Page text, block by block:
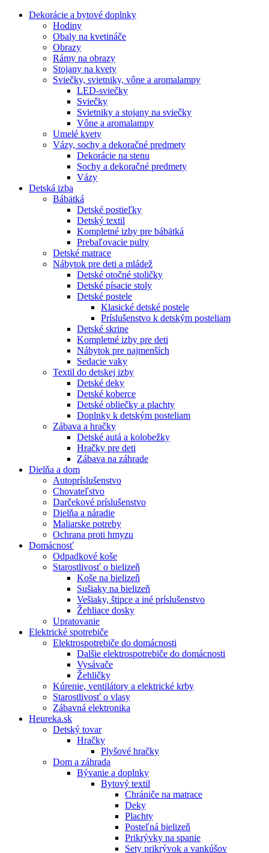
Dekorácie a bytové doplnky
Hodiny
Obaly na kvetináče
Obrazy
Rámy na obrazy
Stojany na kvety
Sviečky, svietniky, vône a aromalampy
LED-sviečky
Sviečky
Svietniky a stojany na sviečky
Vône a aromalampy
Umelé kvety
Vázy, sochy a dekoračné predmety
Dekorácie na stenu
Sochy a dekoračné predmety
Vázy
Detská izba
Bábätká
Detské postieľky
Detský textil
Kompletné izby pre bábätká
Prebaľovacie pulty
Detské matrace
Nábytok pre deti a mládež
Detské otočné stoličky
Detské písacie stoly
Detské postele
Klasické detské postele
Príslušenstvo k detským posteliam
Detské skrine
Kompletné izby pre deti
Nábytok pre najmenších
Sedacie vaky
Textil do detskej izby
Detské deky
Detské koberce
Detské obliečky a plachty
Doplnky k detským posteliam
Zábava a hračky
Detské autá a kolobežky
Hračky pre deti
Zábava na záhrade
Dielňa a dom
Autopríslušenstvo
Chovateľstvo
Darčekové príslušenstvo
Dielňa a náradie
Maliarske potreby
Ochrana proti hmyzu
Domácnosť
Odpadkové koše
Starostlivosť o bielizeň
Koše na bielizeň
Sušiaky na bielizeň
Vešiaky, štipce a iné príslušenstvo
Žehliace dosky
Upratovanie
Elektrické spotrebiče
Elektrospotrebiče do domácnosti
Dalšie elektrospotrebiče do domácnosti
Vysávače
Žehličky
Kúrenie, ventilátory a elektrické krby
Starostlivosť o vlasy
Zábavná elektronika
Heureka.sk
Detský tovar
Hračky
Plyšové hračky
Dom a záhrada
Bývanie a doplnky
Bytový textil
Chrániče na matrace
Deky
Plachty
Posteľná bielizeň
Prikrývky na spanie
Sety prikrývok a vankúšov